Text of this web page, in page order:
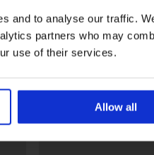
and to analyse our traffic.
partners who may
use of their services.
Allow all